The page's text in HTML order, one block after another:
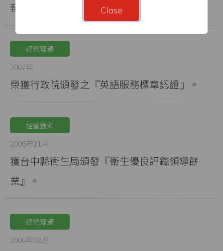
莓、枸杞四種口味。
經營獲頒
2007年
榮獲行政院頒發之『英語服務標章認證』。
經營獲頒
2006年11月
獲台中縣衛生局頒發『衛生優良評鑑領導餅
業』。
經營獲頒
2006年08月
Close